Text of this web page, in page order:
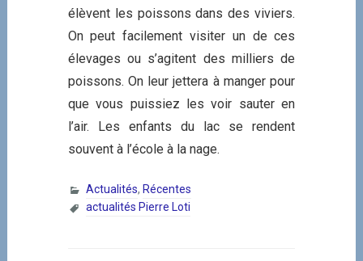
élèvent les poissons dans des viviers.
On peut facilement visiter un de ces
élevages ou s’agitent des milliers de
poissons. On leur jettera à manger pour
que vous puissiez les voir sauter en
l’air. Les enfants du lac se rendent
souvent à l’école à la nage.
Actualités, Récentes
actualités Pierre Loti